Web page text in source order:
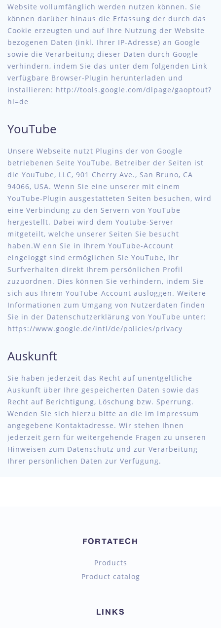
Website vollumfänglich werden nutzen können. Sie
können darüber hinaus die Erfassung der durch das
Cookie erzeugten und auf Ihre Nutzung der Website
bezogenen Daten (inkl. Ihrer IP-Adresse) an Google
sowie die Verarbeitung dieser Daten durch Google
verhindern, indem Sie das unter dem folgenden Link
verfügbare Browser-Plugin herunterladen und
installieren: http://tools.google.com/dlpage/gaoptout?
hl=de
YouTube
Unsere Webseite nutzt Plugins der von Google
betriebenen Seite YouTube. Betreiber der Seiten ist
die YouTube, LLC, 901 Cherry Ave., San Bruno, CA
94066, USA. Wenn Sie eine unserer mit einem
YouTube-Plugin ausgestatteten Seiten besuchen, wird
eine Verbindung zu den Servern von YouTube
hergestellt. Dabei wird dem Youtube-Server
mitgeteilt, welche unserer Seiten Sie besucht
haben.W enn Sie in Ihrem YouTube-Account
eingeloggt sind ermöglichen Sie YouTube, Ihr
Surfverhalten direkt Ihrem persönlichen Profil
zuzuordnen. Dies können Sie verhindern, indem Sie
sich aus Ihrem YouTube-Account ausloggen. Weitere
Informationen zum Umgang von Nutzerdaten finden
Sie in der Datenschutzerklärung von YouTube unter:
https://www.google.de/intl/de/policies/privacy
Auskunft
Sie haben jederzeit das Recht auf unentgeltliche
Auskunft über Ihre gespeicherten Daten sowie das
Recht auf Berichtigung, Löschung bzw. Sperrung.
Wenden Sie sich hierzu bitte an die im Impressum
angegebene Kontaktadresse. Wir stehen Ihnen
jederzeit gern für weitergehende Fragen zu unseren
Hinweisen zum Datenschutz und zur Verarbeitung
Ihrer persönlichen Daten zur Verfügung.
FORTATECH
Products
Product catalog
LINKS